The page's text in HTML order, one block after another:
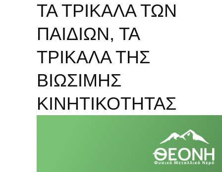
ΤΑ ΤΡΙΚΑΛΑ ΤΩΝ
ΠΑΙΔΙΩΝ, ΤΑ
ΤΡΙΚΑΛΑ ΤΗΣ
ΒΙΩΣΙΜΗΣ
ΚΙΝΗΤΙΚΟΤΗΤΑΣ